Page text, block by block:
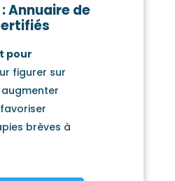
Annuaire de
pour
figurer sur
brèves à